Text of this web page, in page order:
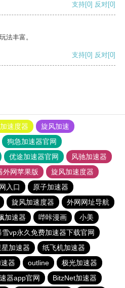
支持[0] 反对[0]
法丰富。
支持[0] 反对[0]
速度器
旋风加速
狗急加速器官网
优途加速器官网
风驰加速器
外网苹果版
旋风加速度器
入口
原子加速器
旋风加速度器
外网网址导航
加速器 哔咔漫画
小美
雪vp永久免费加速器下载官网
星加速器
纸飞机加速器
器 outline
极光加速器
器app官网 BitzNet加速器